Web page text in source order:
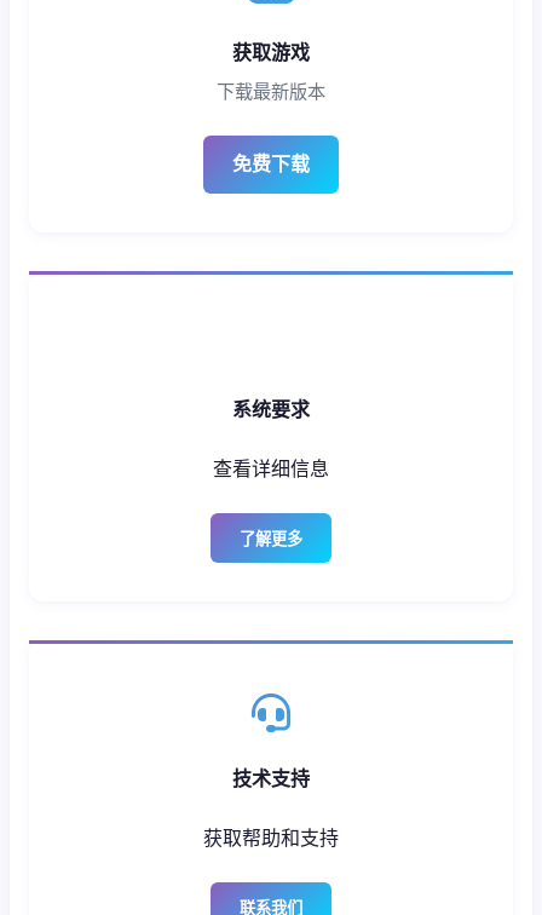
获取游戏
下载最新版本
免费下载
系统要求
查看详细信息
了解更多
技术支持
获取帮助和支持
联系我们